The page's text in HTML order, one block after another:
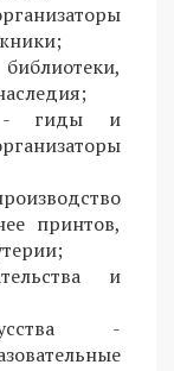
- гиды и
принтов,
и
-